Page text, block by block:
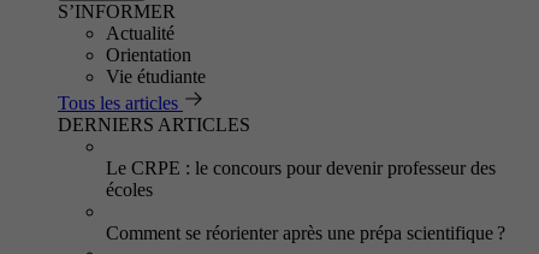
S’INFORMER
Actualité
Orientation
Vie étudiante
Tous les articles
DERNIERS ARTICLES
Le CRPE : le concours pour devenir professeur des
écoles
Comment se réorienter après une prépa scientifique ?